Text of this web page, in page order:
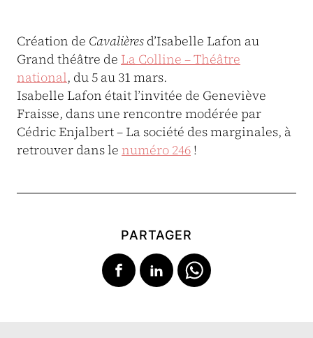
Création de Cavalières d’Isabelle Lafon au
Grand théâtre de La Colline – Théâtre
national, du 5 au 31 mars.
Isabelle Lafon était l’invitée de Geneviève
Fraisse, dans une rencontre modérée par
Cédric Enjalbert – La société des marginales, à
retrouver dans le numéro 246 !
PARTAGER